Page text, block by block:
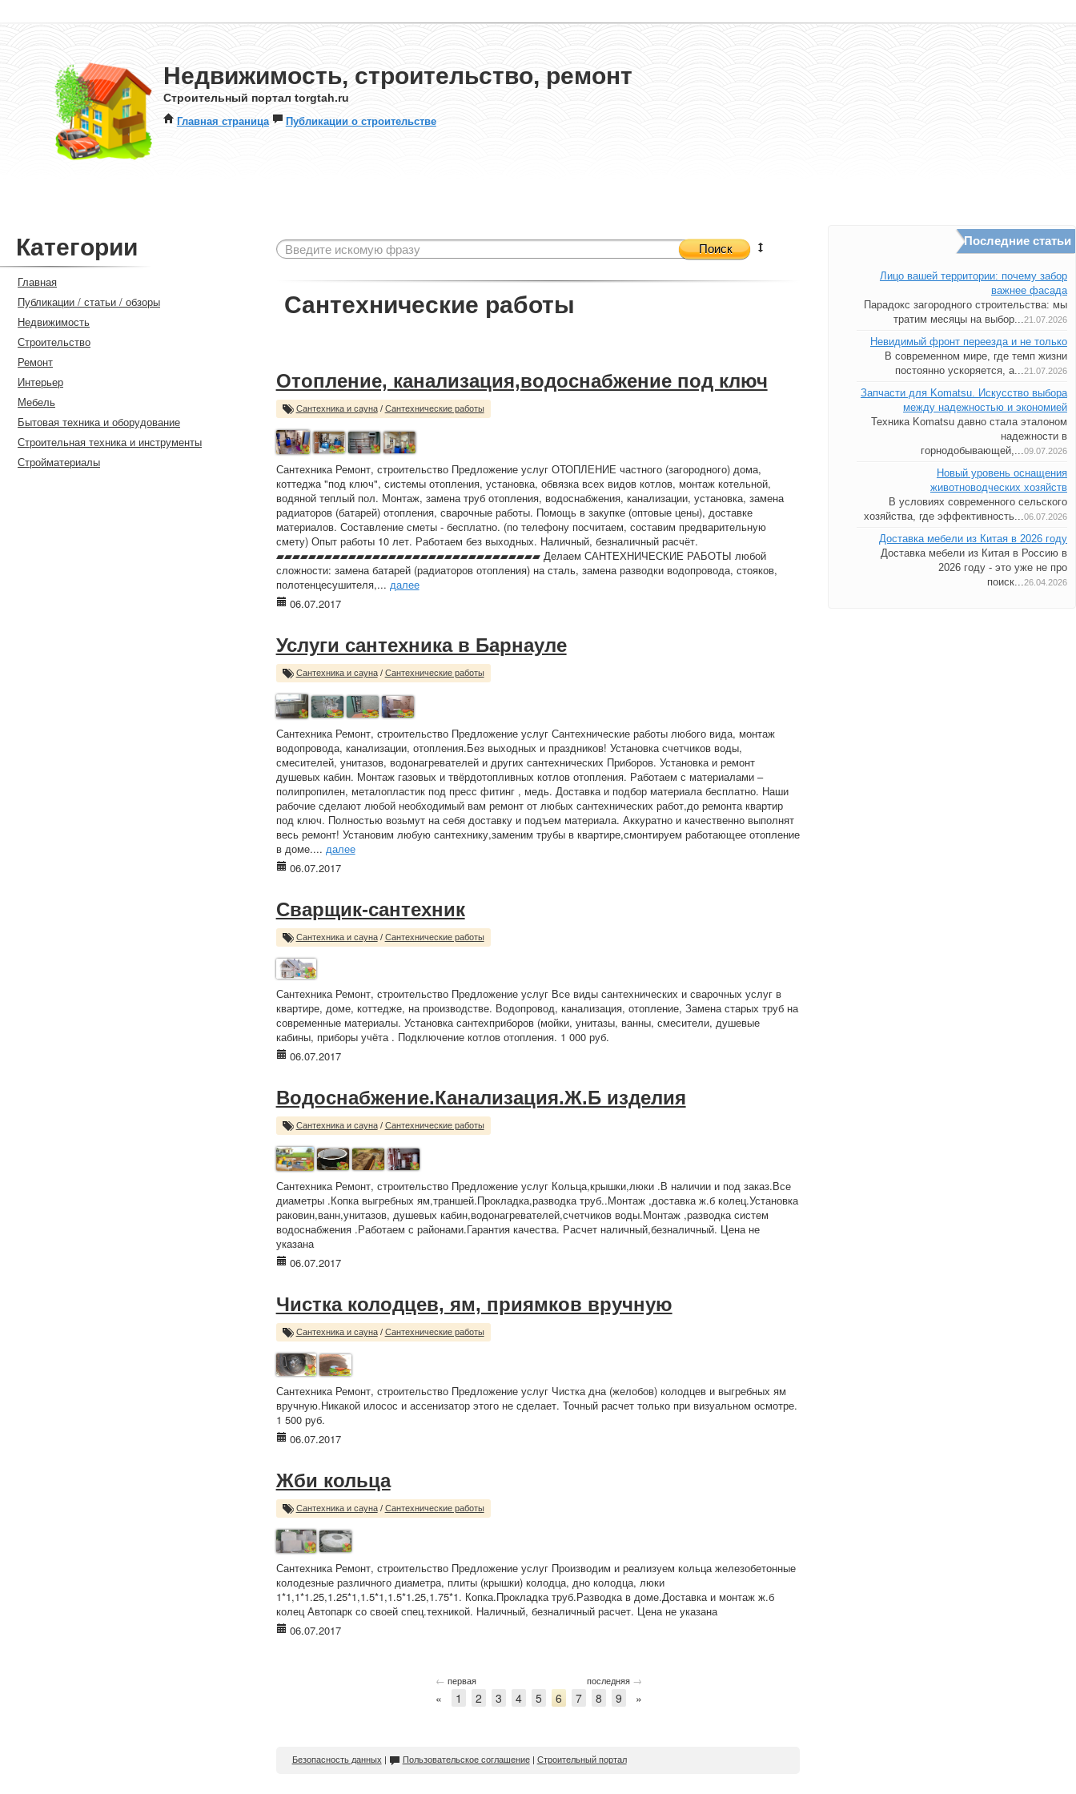
Недвижимость, строительство, ремонт
Строительный портал torgtah.ru
Главная страница Публикации о строительстве
Категории
Главная
Публикации / статьи / обзоры
Недвижимость
Строительство
Ремонт
Интерьер
Мебель
Бытовая техника и оборудование
Строительная техника и инструменты
Стройматериалы
Поиск
Сантехнические работы
Отопление, канализация,водоснабжение под ключ
Сантехника и сауна/ Сантехнические работы
Сантехника Ремонт, строительство Предложение услуг ОТОПЛЕНИЕ частного (загородного) дома,
коттеджа "под ключ", системы отопления, установка, обвязка всех видов котлов, монтаж котельной,
водяной теплый пол. Монтаж, замена труб отопления, водоснабжения, канализации, установка, замена
радиаторов (батарей) отопления, сварочные работы. Помощь в закупке (оптовые цены), доставке
материалов. Составление сметы - бесплатно. (по телефону посчитаем, составим предварительную
смету) Опыт работы 10 лет. Работаем без выходных. Наличный, безналичный расчёт.
▰▰▰▰▰▰▰▰▰▰▰▰▰▰▰▰▰▰▰▰▰▰▰▰▰▰▰▰▰▰▰▰▰ Делаем САНТЕХНИЧЕСКИЕ РАБОТЫ любой
сложности: замена батарей (радиаторов отопления) на сталь, замена разводки водопровода, стояков,
полотенцесушителя,... далее
06.07.2017
Услуги сантехника в Барнауле
Сантехника и сауна/ Сантехнические работы
Сантехника Ремонт, строительство Предложение услуг Сантехнические работы любого вида, монтаж
водопровода, канализации, отопления.Без выходных и праздников! Установка счетчиков воды,
смесителей, унитазов, водонагревателей и других сантехнических Приборов. Установка и ремонт
душевых кабин. Монтаж газовых и твёрдотопливных котлов отопления. Работаем с материалами –
полипропилен, металопластик под пресс фитинг , медь. Доставка и подбор материала бесплатно. Наши
рабочие сделают любой необходимый вам ремонт от любых сантехнических работ,до ремонта квартир
под ключ. Полностью возьмут на себя доставку и подъем материала. Аккуратно и качественно выполнят
весь ремонт! Установим любую сантехнику,заменим трубы в квартире,смонтируем работающее отопление
в доме.... далее
06.07.2017
Сварщик-сантехник
Сантехника и сауна/ Сантехнические работы
Сантехника Ремонт, строительство Предложение услуг Все виды сантехнических и сварочных услуг в
квартире, доме, коттедже, на производстве. Водопровод, канализация, отопление, Замена старых труб на
современные материалы. Установка сантехприборов (мойки, унитазы, ванны, смесители, душевые
кабины, приборы учёта . Подключение котлов отопления. 1 000 руб.
06.07.2017
Водоснабжение.Канализация.Ж.Б изделия
Сантехника и сауна/ Сантехнические работы
Сантехника Ремонт, строительство Предложение услуг Кольца,крышки,люки .В наличии и под заказ.Все
диаметры .Копка выгребных ям,траншей.Прокладка,разводка труб..Монтаж ,доставка ж.б колец.Установка
раковин,ванн,унитазов, душевых кабин,водонагревателей,счетчиков воды.Монтаж ,разводка систем
водоснабжения .Работаем с районами.Гарантия качества. Расчет наличный,безналичный. Цена не
указана
06.07.2017
Чистка колодцев, ям, приямков вручную
Сантехника и сауна/ Сантехнические работы
Сантехника Ремонт, строительство Предложение услуг Чистка дна (желобов) колодцев и выгребных ям
вручную.Никакой илосос и ассенизатор этого не сделает. Точный расчет только при визуальном осмотре.
1 500 руб.
06.07.2017
Жби кольца
Сантехника и сауна/ Сантехнические работы
Сантехника Ремонт, строительство Предложение услуг Производим и реализуем кольца железобетонные
колодезные различного диаметра, плиты (крышки) колодца, дно колодца, люки
1*1,1*1.25,1.25*1,1.5*1,1.5*1.25,1.75*1. Копка.Прокладка труб.Разводка в доме.Доставка и монтаж ж.б
колец Автопарк со своей спец.техникой. Наличный, безналичный расчет. Цена не указана
06.07.2017
← первая последняя →
« 1 2 3 4 5 6 7 8 9 »
Безопасность данных Пользовательское соглашение| Строительный портал
Последние статьи
Лицо вашей территории: почему забор
важнее фасада
Парадокс загородного строительства: мы
тратим месяцы на выбор...21.07.2026
Невидимый фронт переезда и не только
В современном мире, где темп жизни
постоянно ускоряется, а...21.07.2026
Запчасти для Komatsu. Искусство выбора
между надежностью и экономией
Техника Komatsu давно стала эталоном
надежности в
горнодобывающей,...09.07.2026
Новый уровень оснащения
животноводческих хозяйств
В условиях современного сельского
хозяйства, где эффективность...06.07.2026
Доставка мебели из Китая в 2026 году
Доставка мебели из Китая в Россию в
2026 году - это уже не про
поиск...26.04.2026